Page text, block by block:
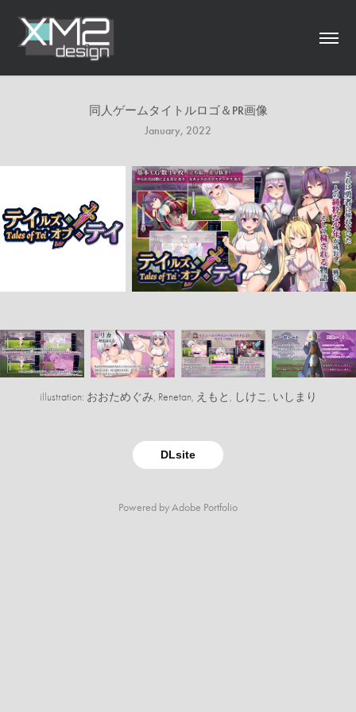
同人ゲームタイトルロゴ＆PR画像
January, 2022
illustration: おおためぐみ, Renetan, えもと, しけこ, いしまり
DLsite
Powered byAdobe Portfolio